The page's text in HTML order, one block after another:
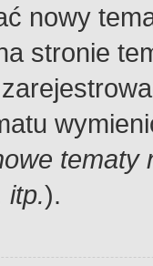
nowy
stronie
itp.).